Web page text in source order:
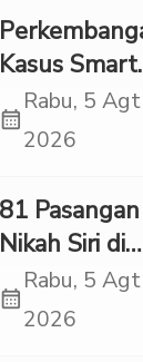
“Adem”
Kasus Smart
Village, Jaksa
Kembali
calendar_month
Rabu, 5 Agt
2026
81 Pasangan
Nikah Siri di
Tapsel Ikuti
Sidang Isbat
calendar_month
Rabu, 5 Agt
2026